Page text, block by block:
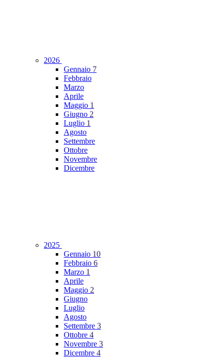
2026
Gennaio 7
Febbraio
Marzo
Aprile
Maggio 1
Giugno 2
Luglio 1
Agosto
Settembre
Ottobre
Novembre
Dicembre
2025
Gennaio 10
Febbraio 6
Marzo 1
Aprile
Maggio 2
Giugno
Luglio
Agosto
Settembre 3
Ottobre 4
Novembre 3
Dicembre 4